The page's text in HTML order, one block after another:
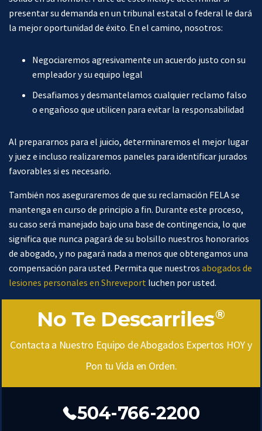
presentar su demanda en un tribunal estatal o federal le dará
la mejor oportunidad de éxito. En el camino, nosotros:
Negociaremos agresivamente un acuerdo justo con su
empleador y su equipo legal
Desafiamos y desmantelamos cualquier reclamo falso
o engañoso que utilicen para evitar la responsabilidad
Al prepararnos para el juicio, determinaremos el mejor lugar
y juez e incluso realizaremos paneles para identificar jurados
favorables si es necesario.
También nos aseguraremos de que su reclamación FELA se
mantenga en curso de principio a fin. Durante este proceso,
su caso será manejado bajo una base de contingencia, lo que
significa que nunca pagará de su bolsillo nuestros honorarios
de abogado, y no pagará nada a menos que obtengamos una
compensación para usted. Permita que nuestros abogados de
lesiones personales en Shreveport luchen por usted.
No Te Descarriles®
Contacta a Nuestro Equipo de Abogados Expertos HOY y
Pon tu Vida en Orden.
504-766-2200